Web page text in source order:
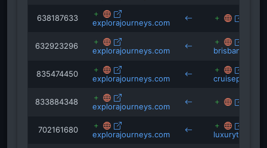
638187633 explorajourneys.com
632923296 explorajourneys.com
835474450 explorajourneys.com
833884348 explorajourneys.com
702161680 explorajourneys.com